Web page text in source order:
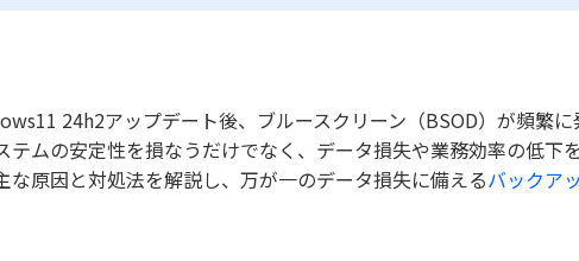
24h2アップデート後、ブルースクリーン（BSOD）が頻繁
テムの安定性を損なうだけでなく、データ損失や業務効率の低下
な原因と対処法を解説し、万が一のデータ損失に備えるバックア